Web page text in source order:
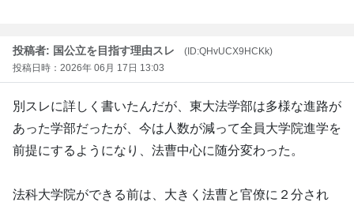
投稿者: 国公立を目指す理由スレ
(ID:QHvUCX9HCKk)
投稿日時：2026年 06月 17日 13:03
別スレに詳しく書いたんだが、東大法学部は多様な進路が
あった学部だったが、今は人数が減って全員大学院進学を
前提にするようになり、法曹中心に随分変わった。
法科大学院ができる前は、大きく法曹と官僚に２分され